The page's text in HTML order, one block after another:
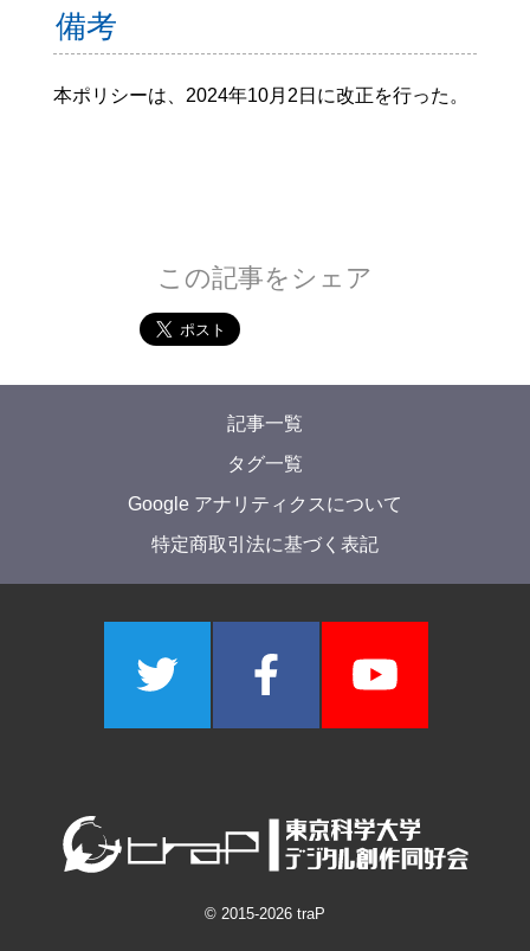
備考
本ポリシーは、2024年10月2日に改正を行った。
この記事をシェア
記事一覧
タグ一覧
Google アナリティクスについて
特定商取引法に基づく表記
© 2015-2026 traP